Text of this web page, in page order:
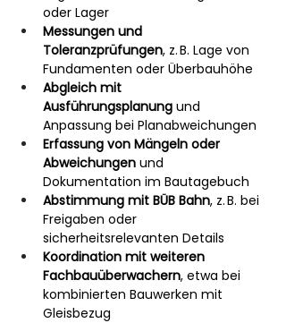
oder Lager
Messungen und
Toleranzprüfungen, z. B. Lage von
Fundamenten oder Überbauhöhe
Abgleich mit
Ausführungsplanung und
Anpassung bei Planabweichungen
Erfassung von Mängeln oder
Abweichungen und
Dokumentation im Bautagebuch
Abstimmung mit BÜB Bahn, z. B. bei
Freigaben oder
sicherheitsrelevanten Details
Koordination mit weiteren
Fachbauüberwachern, etwa bei
kombinierten Bauwerken mit
Gleisbezug